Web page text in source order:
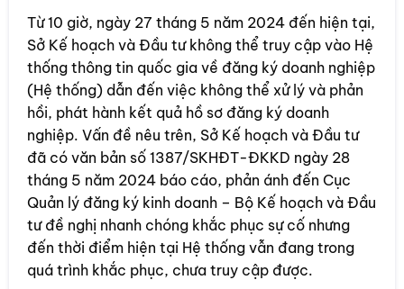
Từ 10 giờ, ngày 27 tháng 5 năm 2024 đến hiện tại,
Sở Kế hoạch và Đầu tư không thể truy cập vào Hệ
thống thông tin quốc gia về đăng ký doanh nghiệp
(Hệ thống) dẫn đến việc không thể xử lý và phản
hồi, phát hành kết quả hồ sơ đăng ký doanh
nghiệp. Vấn đề nêu trên, Sở Kế hoạch và Đầu tư
đã có văn bản số 1387/SKHĐT-ĐKKD ngày 28
tháng 5 năm 2024 báo cáo, phản ánh đến Cục
Quản lý đăng ký kinh doanh – Bộ Kế hoạch và Đầu
tư đề nghị nhanh chóng khắc phục sự cố nhưng
đến thời điểm hiện tại Hệ thống vẫn đang trong
quá trình khắc phục, chưa truy cập được.